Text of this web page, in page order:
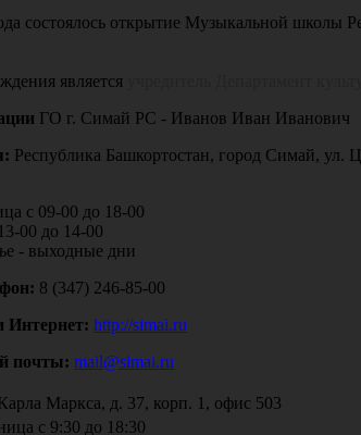
состоялось открытие Музыкальной школы
является
ГО г. Симай РС - Иванов Иван Иванович
Республика Башкортостан, город Симай, ул.
с 09-00 до 18-00
00 до 14-00
- выходные дни
8 (347) 246-85-00
Интернет: http://simai.ru
почты: mail@simai.ru
Маркса, д. 37, корп. 1, офис 503
с 9:30 до 18:30